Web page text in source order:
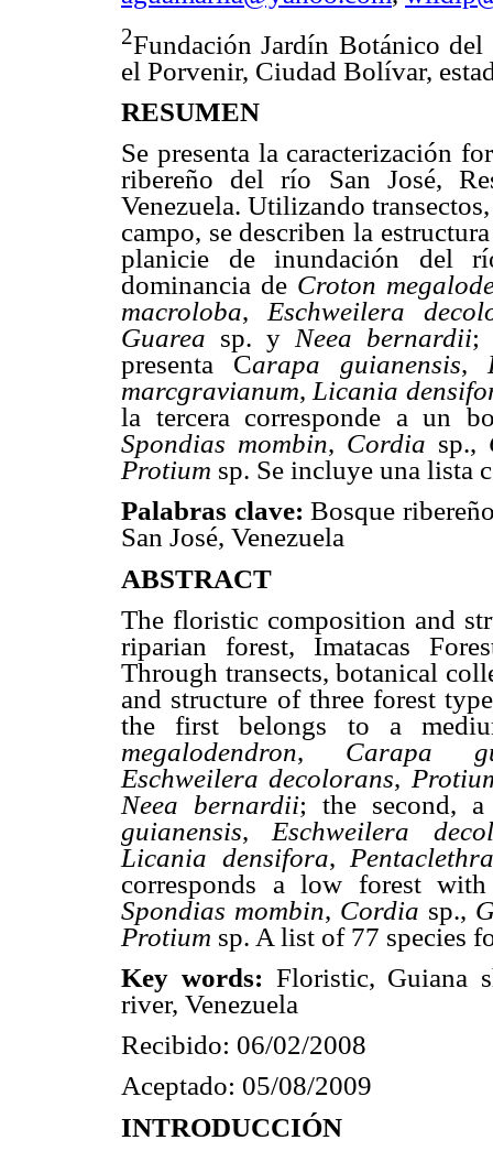
2Fundación Jardín Botánico
el Porvenir, Ciudad Bolívar,
RESUMEN
Se presenta la caracterización
ribereño del río San José,
Venezuela. Utilizando
campo, se describen la
planicie de inundación del
dominancia de Croton
macroloba, Eschweilera
Guarea sp. y Neea bernardii;
presenta Carapa guianensis,
marcgravianum, Licania
la tercera corresponde a un
Spondias mombin, Cordia sp.,
Protium sp. Se incluye una lista
Palabras clave:Bosque
San José, Venezuela
ABSTRACT
The floristic composition and
riparian forest, Imatacas
Through transects, botanical
and structure of three forest
the firstbelongs to a
megalodendron, Carapa
Eschweilera decolorans,
Neea bernardii; the second,
guianensis, Eschweilera
Licania densifora,
corresponds a low forest
Spondias mombin, Cordia sp.,
Protium sp. A list of 77 species
Key words: Floristic, Guiana
river, Venezuela
Recibido: 06/02/2008
Aceptado: 05/08/2009
INTRODUCCIÓN